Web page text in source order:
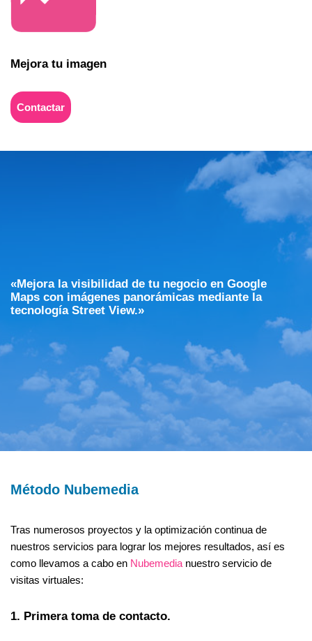
Mejora tu imagen
Contactar
«Mejora la visibilidad de tu negocio en Google
Maps con imágenes panorámicas mediante la
tecnología Street View.»
Método Nubemedia
Tras numerosos proyectos y la optimización continua de
nuestros servicios para lograr los mejores resultados, así es
como llevamos a cabo en Nubemedia nuestro servicio de
visitas virtuales:
1. Primera toma de contacto.